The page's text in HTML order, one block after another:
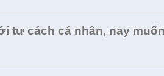
tư cách cá nhân, nay